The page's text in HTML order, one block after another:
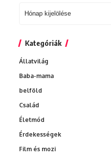
MiNők
Kategóriák
Állatvilág
Baba-mama
belföld
Család
Életmód
Érdekességek
Film és mozi